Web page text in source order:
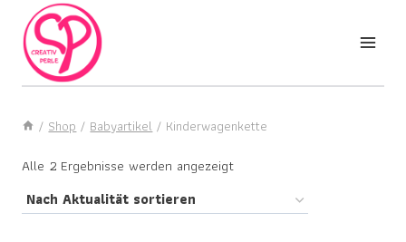
Inhalt
springen
/ Shop/ Babyartikel/ Kinderwagenkette
Alle 2 Ergebnisse werden angezeigtNach
sortiert